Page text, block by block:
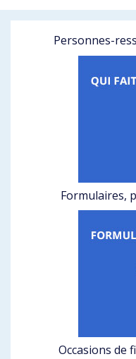
Personnes-
Formulaires,
Occasions de